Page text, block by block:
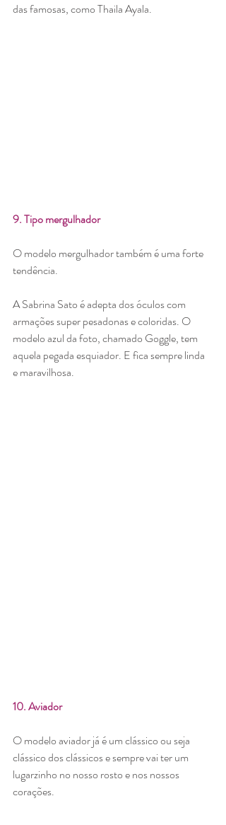
das famosas, como Thaila Ayala.
9. Tipo mergulhador
O modelo mergulhador também é uma forte
tendência.
A Sabrina Sato é adepta dos óculos com
armações super pesadonas e coloridas. O
modelo azul da foto, chamado Goggle, tem
aquela pegada esquiador. E fica sempre linda
e maravilhosa.
10. Aviador
O modelo aviador já é um clássico ou seja
clássico dos clássicos e sempre vai ter um
lugarzinho no nosso rosto e nos nossos
corações.